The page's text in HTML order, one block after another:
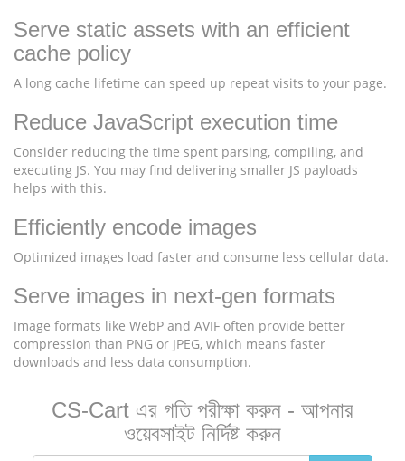
Serve static assets with an efficient
cache policy
A long cache lifetime can speed up repeat visits to your page.
Reduce JavaScript execution time
Consider reducing the time spent parsing, compiling, and
executing JS. You may find delivering smaller JS payloads
helps with this.
Efficiently encode images
Optimized images load faster and consume less cellular data.
Serve images in next-gen formats
Image formats like WebP and AVIF often provide better
compression than PNG or JPEG, which means faster
downloads and less data consumption.
CS-Cart এর গতি পরীক্ষা করুন - আপনার
ওয়েবসাইট নির্দিষ্ট করুন